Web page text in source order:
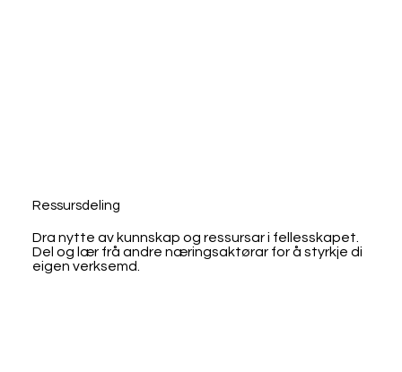
Dra nytte av kunnskap og ressursar i fellesskapet.
Del og lær frå andre næringsaktørar for å styrkje di
eigen verksemd.
Ressursdeling